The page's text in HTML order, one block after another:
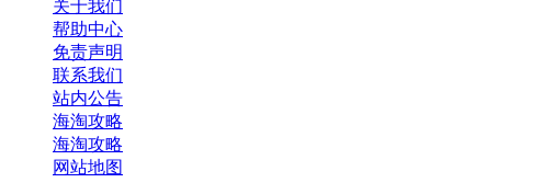
关于我们
帮助中心
免责声明
联系我们
站内公告
海淘攻略
海淘攻略
网站地图